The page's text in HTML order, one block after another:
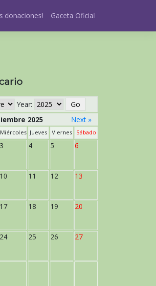
donaciones! Gaceta Oficial
Year:
2025 Next »
Miércoles Jueves Viernes Sábado
3 4 5 6
10 11 12 13
17 18 19 20
24 25 26 27